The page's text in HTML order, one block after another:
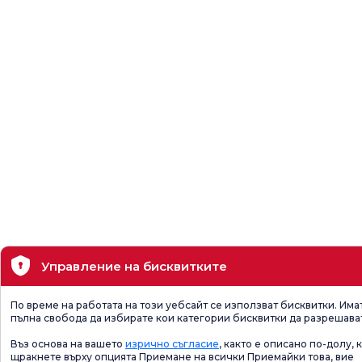
Управление на бисквитките
По време на работата на този уебсайт се използват бисквитки.
пълна свобода да избирате кои категории бисквитки да
Въз основа на вашето изрично съгласие, както е описано по-долу,
щракнете върху опцията Приемане на всички Приемайки това, вие